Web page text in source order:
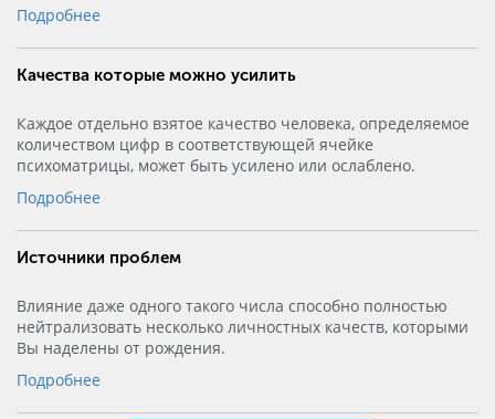
Подробнее
Качества которые можно усилить
Каждое отдельно взятое качество человека, определяемое
количеством цифр в соответствующей ячейке
психоматрицы, может быть усилено или ослаблено.
Подробнее
Источники проблем
Влияние даже одного такого числа способно полностью
нейтрализовать несколько личностных качеств, которыми
Вы наделены от рождения.
Подробнее